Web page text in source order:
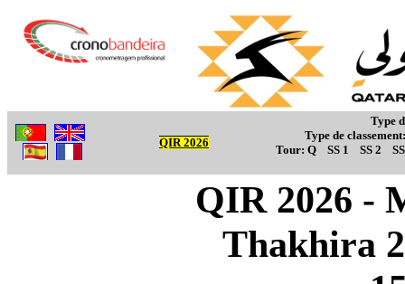
QIR 2026
Type
Type de
Tour: Q SS 1 SS 2
QIR 2026 -
Thakhira